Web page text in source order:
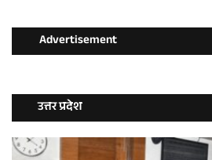
Advertisement
उत्तर प्रदेश